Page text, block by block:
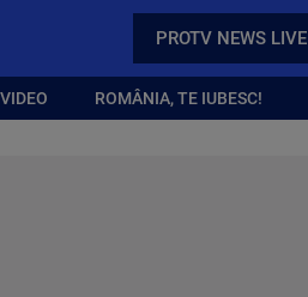
PROTV NEWS LIVE
VIDEO ROMÂNIA, TE IUBESC!